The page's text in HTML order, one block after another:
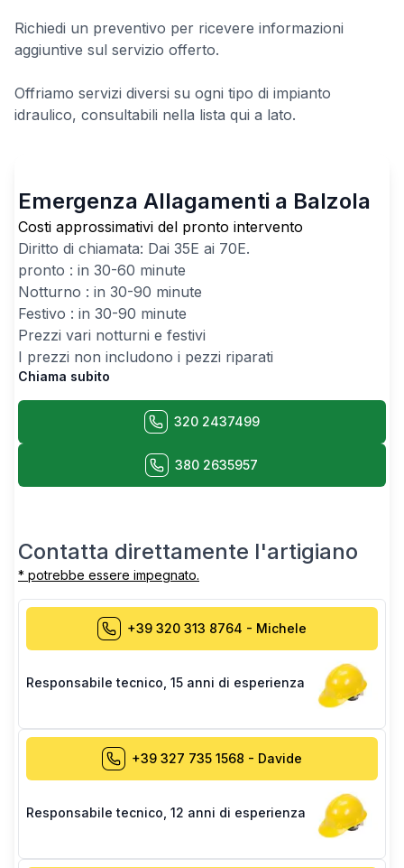
Richiedi un preventivo per ricevere informazioni
aggiuntive sul servizio offerto.
Offriamo servizi diversi su ogni tipo di impianto
idraulico, consultabili nella lista qui a lato.
Emergenza Allagamenti a Balzola
Costi approssimativi del pronto intervento
Diritto di chiamata: Dai 35E ai 70E.
pronto : in 30-60 minute
Notturno : in 30-90 minute
Festivo : in 30-90 minute
Prezzi vari notturni e festivi
I prezzi non includono i pezzi riparati
Chiama subito
320 2437499
380 2635957
Contatta direttamente l'artigiano
* potrebbe essere impegnato.
+39 320 313 8764 - Michele
Responsabile tecnico 15 anni di esperienza
+39 327 735 1568 - Davide
Responsabile tecnico 12 anni di esperienza